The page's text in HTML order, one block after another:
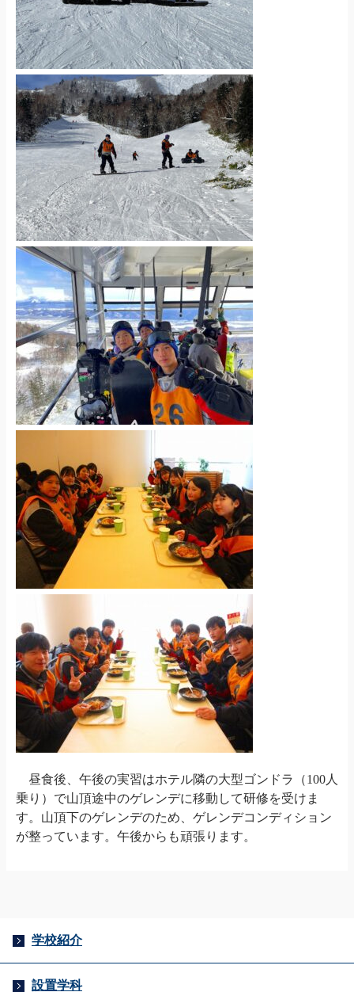
昼食後、午後の実習はホテル隣の大型ゴンドラ（100 人
乗り）で山頂途中のゲレンデに移動して研修を受けま
す。山頂下のゲレンデのため、ゲレンデコンディション
が整っています。午後からも頑張ります。
学校紹介
設置学科